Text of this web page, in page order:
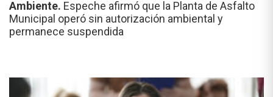
Ambiente. Espeche afirmó que la Planta de Asfalto
Municipal operó sin autorización ambiental y
permanece suspendida